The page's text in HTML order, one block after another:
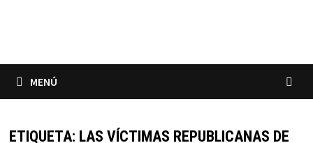
MENÚ
ETIQUETA: LAS VÍCTIMAS REPUBLICANAS DE